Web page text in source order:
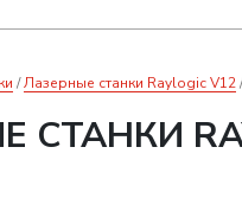
Лазерные станки Raylogic V12
СТАНКИ